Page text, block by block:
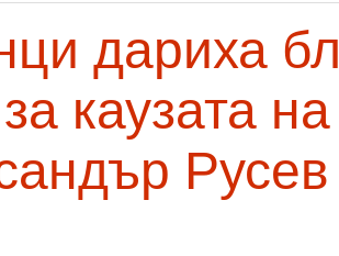
дариха
каузата
Русев